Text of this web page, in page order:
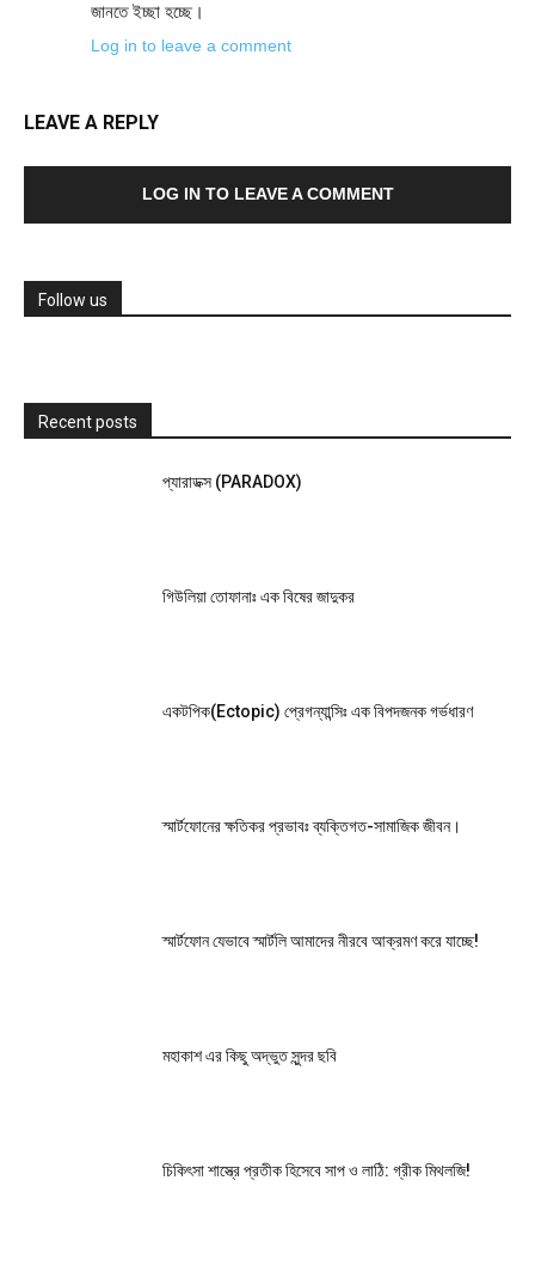
জানতে ইচ্ছা হচ্ছে।
Log in to leave a comment
LEAVE A REPLY
LOG IN TO LEAVE A COMMENT
Follow us
Recent posts
প্যারাডক্স (PARADOX)
গিউলিয়া তোফানাঃ এক বিষের জাদুকর
একটপিক(Ectopic) প্রেগন্যান্সিঃ এক বিপদজনক গর্ভধারণ
স্মার্টফোনের ক্ষতিকর প্রভাবঃ ব্যক্তিগত-সামাজিক জীবন।
স্মার্টফোন যেভাবে স্মার্টলি আমাদের নীরবে আক্রমণ করে যাচ্ছে!
মহাকাশ এর কিছু অদ্ভুত সুন্দর ছবি
চিকিৎসা শাস্ত্রে প্রতীক হিসেবে সাপ ও লাঠি: গ্রীক মিথলজি!